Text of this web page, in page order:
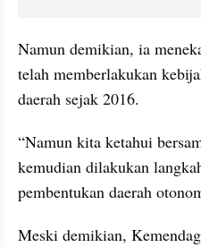
Namun demikian, ia
telah memberlakukan
daerah sejak 2016.
“Namun kita ketahui
kemudian dilakukan
pembentukan daerah
Meski demikian,